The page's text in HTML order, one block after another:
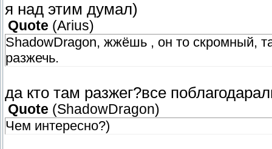
я над этим думал)
Quote (Arius)
ShadowDragon, жжёшь , он то скромный,
разжечь.
да кто там разжег?все
Quote (ShadowDragon)
Чем интересно?)